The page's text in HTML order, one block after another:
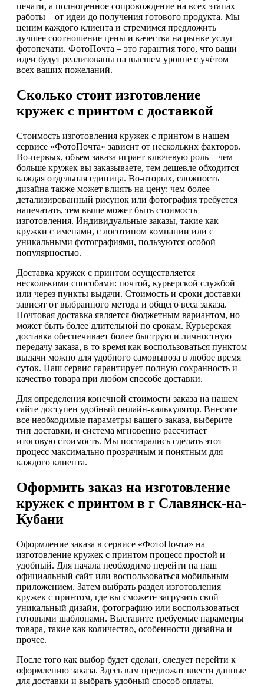
печати, а полноценное сопровождение на всех этапах
работы – от идеи до получения готового продукта. Мы
ценим каждого клиента и стремимся предложить
лучшее соотношение цены и качества на рынке услуг
фотопечати. ФотоПочта – это гарантия того, что ваши
идеи будут реализованы на высшем уровне с учётом
всех ваших пожеланий.
Сколько стоит изготовление
кружек с принтом с доставкой
Стоимость изготовления кружек с принтом в нашем
сервисе «ФотоПочта» зависит от нескольких факторов.
Во-первых, объем заказа играет ключевую роль – чем
больше кружек вы заказываете, тем дешевле обходится
каждая отдельная единица. Во-вторых, сложность
дизайна также может влиять на цену: чем более
детализированный рисунок или фотография требуется
напечатать, тем выше может быть стоимость
изготовления. Индивидуальные заказы, такие как
кружки с именами, с логотипом компании или с
уникальными фотографиями, пользуются особой
популярностью.
Доставка кружек с принтом осуществляется
несколькими способами: почтой, курьерской службой
или через пункты выдачи. Стоимость и сроки доставки
зависят от выбранного метода и общего веса заказа.
Почтовая доставка является бюджетным вариантом, но
может быть более длительной по срокам. Курьерская
доставка обеспечивает более быструю и личностную
передачу заказа, в то время как воспользоваться пунктом
выдачи можно для удобного самовывоза в любое время
суток. Наш сервис гарантирует полную сохранность и
качество товара при любом способе доставки.
Для определения конечной стоимости заказа на нашем
сайте доступен удобный онлайн-калькулятор. Внесите
все необходимые параметры вашего заказа, выберите
тип доставки, и система мгновенно рассчитает
итоговую стоимость. Мы постарались сделать этот
процесс максимально прозрачным и понятным для
каждого клиента.
Оформить заказ на изготовление
кружек с принтом в г Славянск-на-
Кубани
Оформление заказа в сервисе «ФотоПочта» на
изготовление кружек с принтом процесс простой и
удобный. Для начала необходимо перейти на наш
официальный сайт или воспользоваться мобильным
приложением. Затем выбрать раздел изготовления
кружек с принтом, где вы сможете загрузить свой
уникальный дизайн, фотографию или воспользоваться
готовыми шаблонами. Выставите требуемые параметры
товара, такие как количество, особенности дизайна и
прочее.
После того как выбор будет сделан, следует перейти к
оформлению заказа. Здесь вам предложат ввести данные
для доставки и выбрать удобный способ оплаты.